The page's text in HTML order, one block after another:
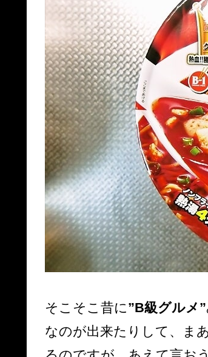
そこそこ昔に”B級グルメ”
なのが出来たりして、ま